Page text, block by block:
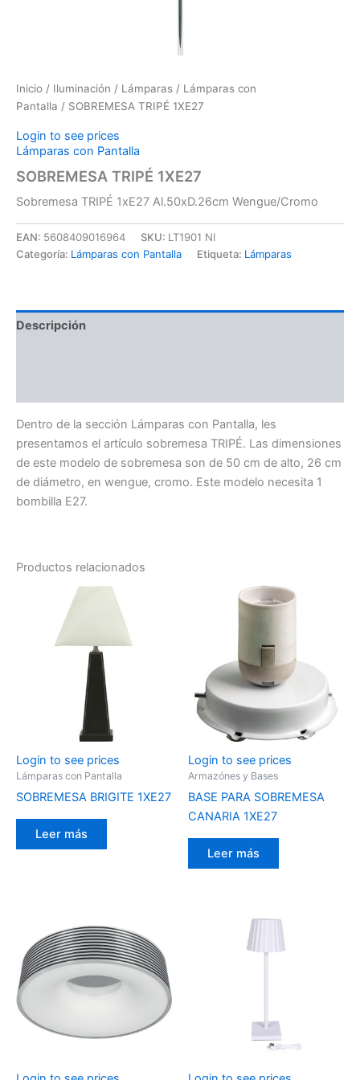
Inicio / Iluminación / Lámparas / Lámparas con
Pantalla / SOBREMESA TRIPÉ 1XE27
Login to see prices
Lámparas con Pantalla
SOBREMESA TRIPÉ 1XE27
Sobremesa TRIPÉ 1xE27 Al.50xD.26cm Wengue/Cromo
EAN: 5608409016964 SKU: LT1901 NI
Categoría: Lámparas con Pantalla Etiqueta: Lámparas
Descripción
Dentro de la sección Lámparas con Pantalla, les
presentamos el artículo sobremesa TRIPÉ. Las dimensiones
de este modelo de sobremesa son de 50 cm de alto, 26 cm
de diámetro, en wengue, cromo. Este modelo necesita 1
bombilla E27.
Productos relacionados
Login to see prices
Lámparas con Pantalla
SOBREMESA BRIGITE 1XE27
Leer más
Login to see prices
Armazónes y Bases
BASE PARA SOBREMESA
CANARIA 1XE27
Leer más